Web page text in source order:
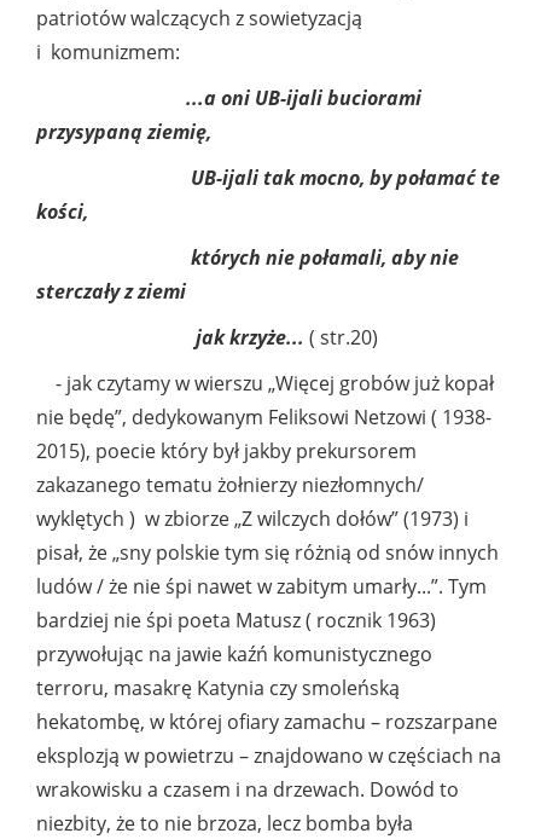
patriotów walczących z sowietyzacją
i komunizmem:
...a oni UB-ijali buciorami
przysypaną ziemię,
UB-ijali tak mocno, by połamać te
kości,
których nie połamali, aby nie
sterczały z ziemi
jak krzyże... ( str.20)
- jak czytamy w wierszu „Więcej grobów już kopał
nie będę”, dedykowanym Feliksowi Netzowi ( 1938-
2015), poecie który był jakby prekursorem
zakazanego tematu żołnierzy niezłomnych/
wyklętych ) w zbiorze „Z wilczych dołów” (1973) i
pisał, że „sny polskie tym się różnią od snów innych
ludów / że nie śpi nawet w zabitym umarły...”. Tym
bardziej nie śpi poeta Matusz ( rocznik 1963)
przywołując na jawie kaźń komunistycznego
terroru, masakrę Katynia czy smoleńską
hekatombę, w której ofiary zamachu – rozszarpane
eksplozją w powietrzu – znajdowano w częściach na
wrakowisku a czasem i na drzewach. Dowód to
niezbity, że to nie brzoza, lecz bomba była